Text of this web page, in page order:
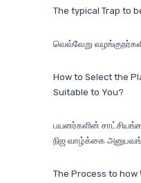
The typical Trap to
வெவ்வேறு
How to Select the
Suitable to You?
பயனர்களின்
நிஜ வாழ்க்கை
The Process to how